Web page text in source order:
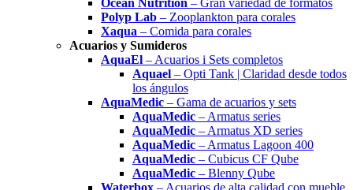
Ocean Nutrition – Gran variedad de formatos
Polyp Lab – Zooplankton para corales
Xaqua – Comida para corales
Acuarios y Sumideros
AquaEl – Acuarios i Sets completos
Aquael – Opti Tank | Claridad desde todos
los ángulos
AquaMedic – Gama de acuarios y sets
AquaMedic – Armatus series
AquaMedic – Armatus XD series
AquaMedic – Armatus Lagoon 400
AquaMedic – Cubicus CF Qube
AquaMedic – Blenny Qube
Waterbox – Acuarios de alta calidad con mueble